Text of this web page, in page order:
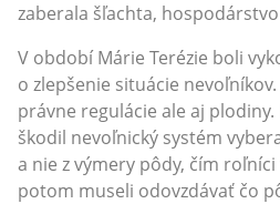
zaberala šľachta,
V období Márie Terézie boli
o zlepšenie situácie
právne regulácie ale aj
škodil nevoľnický systém
a nie z výmery pôdy, čím
potom museli odovzdávať čo